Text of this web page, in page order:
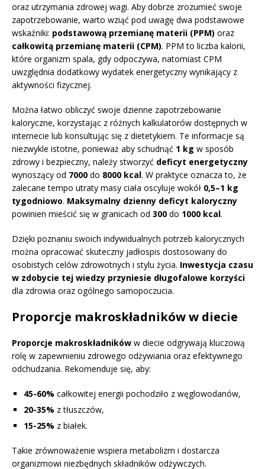
oraz utrzymania zdrowej wagi. Aby dobrze zrozumieć swoje
zapotrzebowanie, warto wziąć pod uwagę dwa podstawowe
wskaźniki: podstawową przemianę materii (PPM) oraz
całkowitą przemianę materii (CPM). PPM to liczba kalorii,
które organizm spala, gdy odpoczywa, natomiast CPM
uwzględnia dodatkowy wydatek energetyczny wynikający z
aktywności fizycznej.
Można łatwo obliczyć swoje dzienne zapotrzebowanie
kaloryczne, korzystając z różnych kalkulatorów dostępnych w
internecie lub konsultując się z dietetykiem. Te informacje są
niezwykle istotne, ponieważ aby schudnąć 1 kg w sposób
zdrowy i bezpieczny, należy stworzyć deficyt energetyczny
wynoszący od 7000 do 8000 kcal. W praktyce oznacza to, że
zalecane tempo utraty masy ciała oscyluje wokół 0,5–1 kg
tygodniowo. Maksymalny dzienny deficyt kaloryczny
powinien mieścić się w granicach od 300 do 1000 kcal.
Dzięki poznaniu swoich indywidualnych potrzeb kalorycznych
można opracować skuteczny jadłospis dostosowany do
osobistych celów zdrowotnych i stylu życia. Inwestycja czasu
w zdobycie tej wiedzy przyniesie długofalowe korzyści
dla zdrowia oraz ogólnego samopoczucia.
Proporcje makroskładników w diecie
Proporcje makroskładników w diecie odgrywają kluczową
rolę w zapewnieniu zdrowego odżywiania oraz efektywnego
odchudzania. Rekomenduje się, aby:
45-60% całkowitej energii pochodziło z węglowodanów,
20-35% z tłuszczów,
15-25% z białek.
Takie zrównoważenie wspiera metabolizm i dostarcza
organizmowi niezbędnych składników odżywczych.